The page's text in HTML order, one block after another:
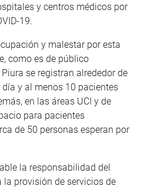
y centros médicos por
19.
y malestar por esta
como es de público
se registran alrededor de
y al menos 10 pacientes
en las áreas UCI y de
para pacientes
de 50 personas esperan por
la responsabilidad del
la provisión de servicios de